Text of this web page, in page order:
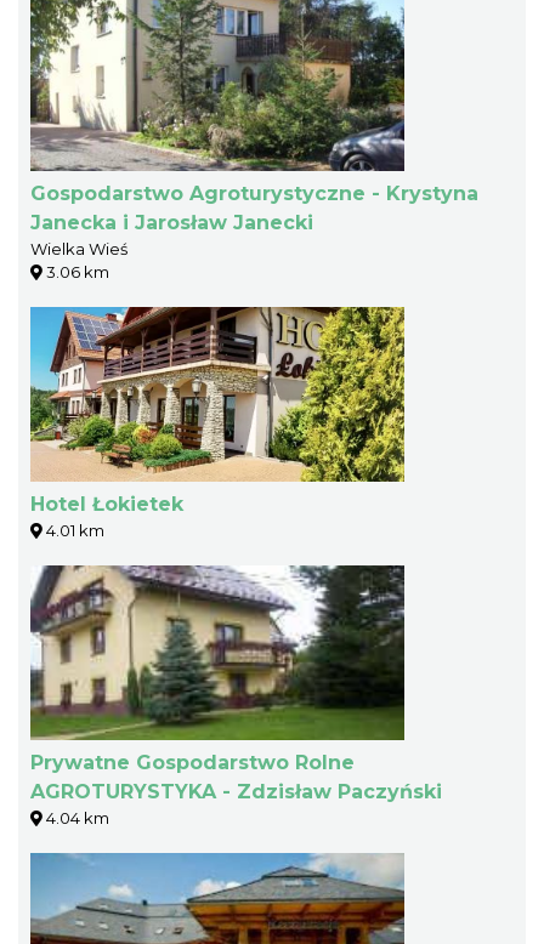
Gospodarstwo Agroturystyczne - Krystyna
Janecka i Jarosław Janecki
Wielka Wieś
3.06 km
Hotel Łokietek
4.01 km
Prywatne Gospodarstwo Rolne
AGROTURYSTYKA - Zdzisław Paczyński
4.04 km